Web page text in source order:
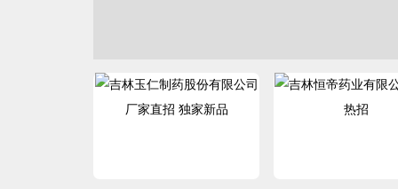
厂家直招 独家新品 热招